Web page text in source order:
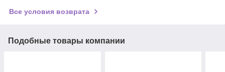
Все условия возврата
Подобные товары компании